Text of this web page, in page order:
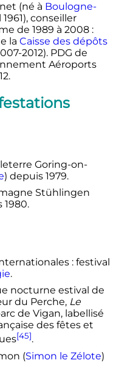
(né à Boulogne-
), conseiller
de 1989 à 2008 :
la Caisse des dépôts
2012). PDG de
Aéroports
Goring-on-
) depuis 1979.
Stühlingen
1980.
: festival
.
nocturne estival de
du Perche, Le
de Vigan, labellisé
des fêtes et
[45].
(Simon le Zélote)